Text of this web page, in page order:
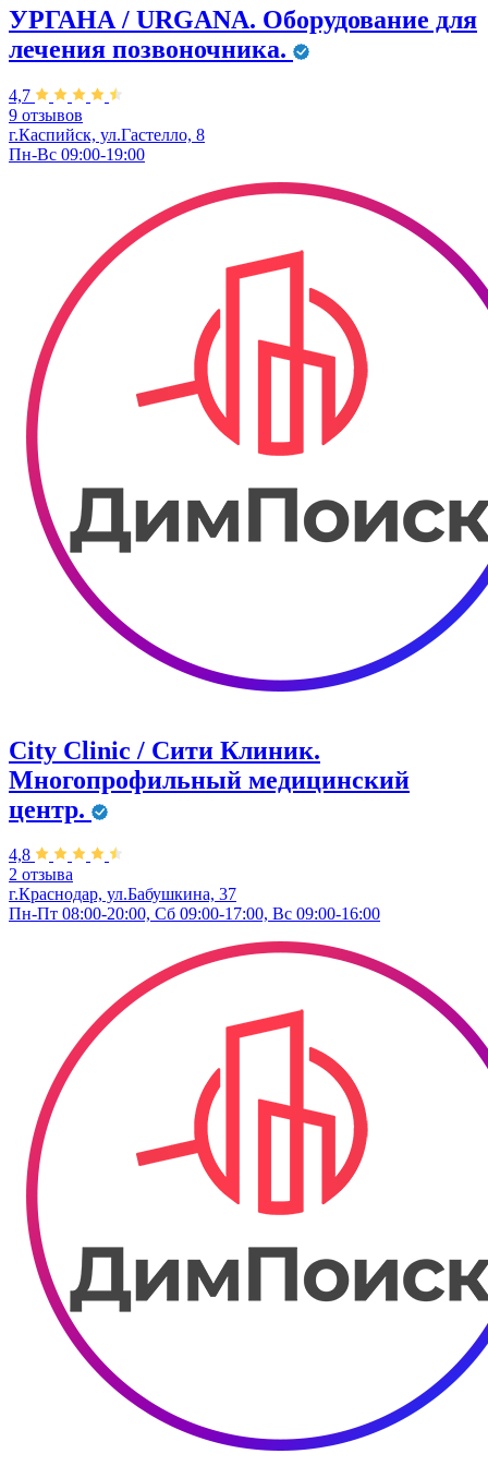
УРГАНА / URGANA. Оборудование для
лечения позвоночника.
4,7
9 отзывов
г.Каспийск, ул.Гастелло, 8
Пн-Вс 09:00-19:00
City Clinic / Сити Клиник.
Многопрофильный медицинский
центр.
4,8
2 отзыва
г.Краснодар, ул.Бабушкина, 37
Пн-Пт 08:00-20:00, Сб 09:00-17:00, Вс 09:00-16:00